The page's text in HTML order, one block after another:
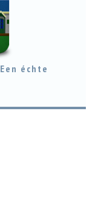
Een échte